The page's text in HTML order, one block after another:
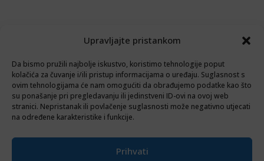
Upravljajte pristankom
Da bismo pružili najbolje iskustvo, koristimo tehnologije poput
kolačića za čuvanje i/ili pristup informacijama o uređaju. Suglasnost s
ovim tehnologijama će nam omogućiti da obrađujemo podatke kao što
su ponašanje pri pregledavanju ili jedinstveni ID-ovi na ovoj web
stranici. Nepristanak ili povlačenje suglasnosti može negativno utjecati
na određene karakteristike i funkcije.
Prihvati